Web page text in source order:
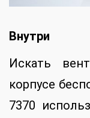
Внутри
Искать
корпусе
7370